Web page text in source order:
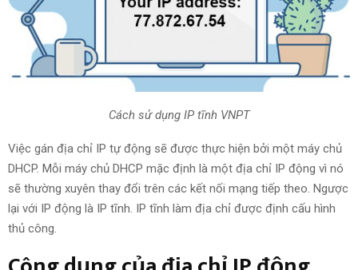
Cách sử dụng IP tĩnh VNPT
Việc gán địa chỉ IP tự động sẽ được thực hiện bởi một máy chủ
DHCP. Mỗi máy chủ DHCP mặc định là một địa chỉ IP động vì nó
sẽ thường xuyên thay đổi trên các kết nối mạng tiếp theo. Ngược
lại với IP động là IP tĩnh. IP tĩnh làm địa chỉ được định cấu hình
thủ công.